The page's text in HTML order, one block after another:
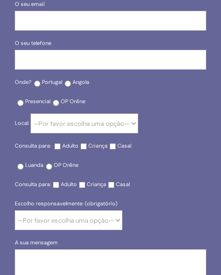
O seu email
O seu telefone
Onde? Portugal Angola
Presencial OP Online
Local:
Consulta para: Adulto Criança Casal
Luanda OP Online
Consulta para: Adulto Criança Casal
Escolho responsavelmente: (obrigatório)
A sua mensagem